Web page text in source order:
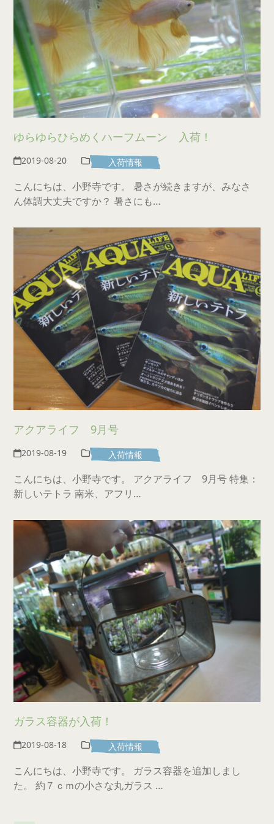
ゆらゆらひらめくハーフムーン 入荷！
2019-08-20 入荷情報
こんにちは、小野寺です。 暑さが続きますが、みなさ
ん体調大丈夫ですか？ 暑さにも…
アクアライフ 9月号
2019-08-19 入荷情報
こんにちは、小野寺です。 アクアライフ 9月号 特集：
新しいテトラ 南米、アフリ…
ガラス容器が入荷！
2019-08-18 入荷情報
こんにちは、小野寺です。 ガラス容器を追加しまし
た。 約７ｃｍの小さな丸ガラス …